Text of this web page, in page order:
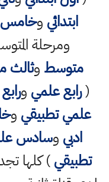
ابتدائي وخامس
ومرحلة
متوسط وثالث
(رابع علمي و
علمي تطبيقي و
ادبي وسادس
تطبيقي) كلها